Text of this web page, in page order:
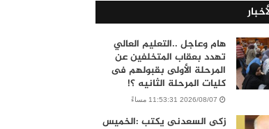
هام وعاجل ..التعليم العالي
تهدد بعقاب المتخلفين عن
المرحلة الأولى بقبولهم فى
كليات المرحلة الثانيه ؟!
2026/08/07 11:53:31 مساءً
زكى السعدنى يكتب :الخميس